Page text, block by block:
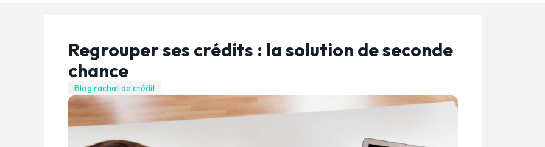
Regrouper ses crédits : la solution de seconde
chance
Blog rachat de crédit